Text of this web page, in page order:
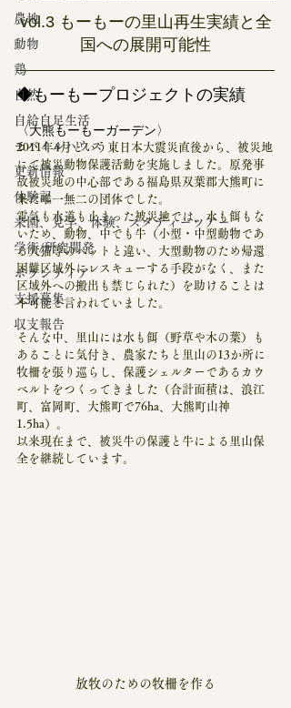
農地
動物
鶏
自然
自給自足生活
モバイルハウス
更新情報
体験記
来園、見学、体験、スタディーツアー
学術/研究開発
ボランティア
支援募集
収支報告
vol.3 もーもーの里山再生実績と全
国への展開可能性
◆もーもープロジェクトの実績
〈大熊もーもーガーデン〉
2011年4月という東日本大震災直後から、被災地
にて被災動物保護活動を実施しました。原発事
故被災地の中心部である福島県双葉郡大熊町に
来た唯一無二の団体でした。
電気も水道も止まった被災地では、水も餌もな
いため、動物、中でも牛（小型・中型動物であ
る犬猫等のペットと違い、大型動物のため帰還
困難区域外にレスキューする手段がなく、また
区域外への搬出も禁じられた）を助けることは
不可能と言われていました。
そんな中、里山には水も餌（野草や木の葉）も
あることに気付き、農家たちと里山の13か所に
牧柵を張り巡らし、保護シェルターであるカウ
ベルトをつくってきました（合計面積は、浪江
町、富岡町、大熊町で76ha、大熊町山神
1.5ha）。
以来現在まで、被災牛の保護と牛による里山保
全を継続しています。
放牧のための牧柵を作る